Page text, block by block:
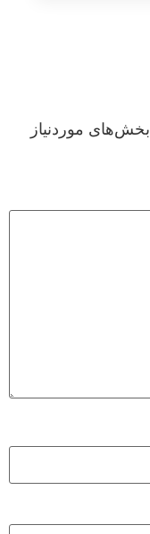
بخش‌های موردنیاز